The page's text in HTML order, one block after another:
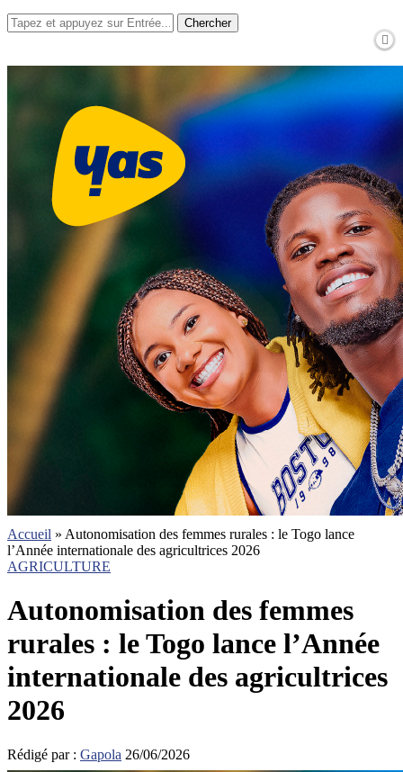
Chercher
Accueil » Autonomisation des femmes rurales : le Togo lance
l’Année internationale des agricultrices 2026
AGRICULTURE
Autonomisation des femmes
rurales : le Togo lance l’Année
internationale des agricultrices
2026
Rédigé par : Gapola 26/06/2026